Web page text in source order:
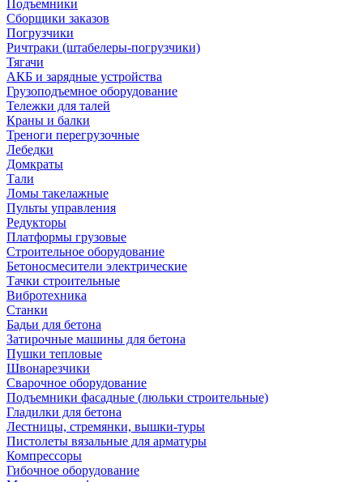
Подъемники
Сборщики заказов
Погрузчики
Ричтраки (штабелеры-погрузчики)
Тягачи
АКБ и зарядные устройства
Грузоподъемное оборудование
Тележки для талей
Краны и балки
Треноги перегрузочные
Лебедки
Домкраты
Тали
Ломы такелажные
Пульты управления
Редукторы
Платформы грузовые
Строительное оборудование
Бетоносмесители электрические
Тачки строительные
Вибротехника
Станки
Бадьи для бетона
Затирочные машины для бетона
Пушки тепловые
Швонарезчики
Сварочное оборудование
Подъемники фасадные (люльки строительные)
Гладилки для бетона
Лестницы, стремянки, вышки-туры
Пистолеты вязальные для арматуры
Компрессоры
Гибочное оборудование